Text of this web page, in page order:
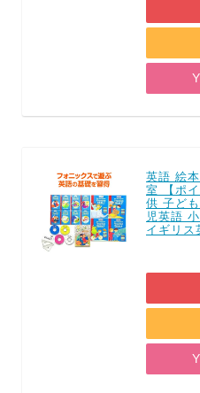
英語 絵
室 【ポ
供 子ど
児英語
イギリス